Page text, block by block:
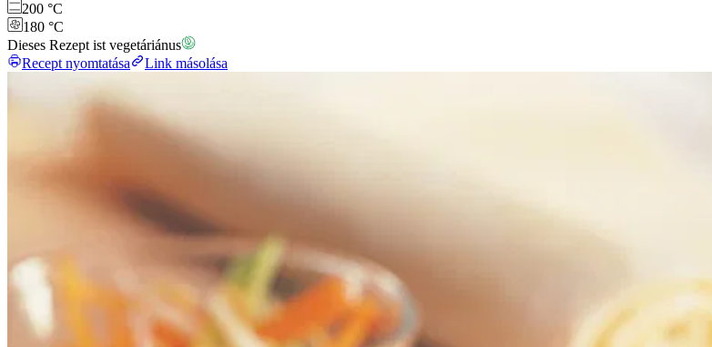
200 °C
180 °C
Dieses Rezept ist vegetáriánus
Recept nyomtatása
Link másolása